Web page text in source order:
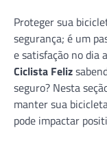
Proteger sua
segurança; é um
e satisfação no dia
Ciclista Feliz
seguro? Nesta
manter sua
pode impactar